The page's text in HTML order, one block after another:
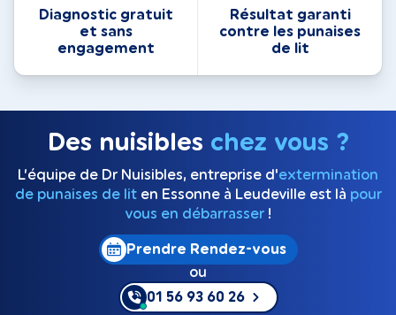
Diagnostic gratuit
et sans
engagement
Résultat garanti
contre les punaises
de lit
Des nuisibles chez vous ?
L’équipe de Dr Nuisibles, entreprise d'extermination
de punaises de liten Essonne à Leudeville est là pour
vous en débarrasser!
Prendre Rendez-vous
ou
01 56 93 60 26